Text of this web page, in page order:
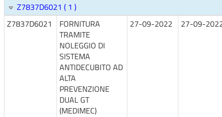
Z7837D6021 ( 1 )
Z7837D6021
FORNITURA
TRAMITE
NOLEGGIO DI
SISTEMA
ANTIDECUBITO AD
ALTA
PREVENZIONE
DUAL GT
(MEDIMEC)
27-09-2022 27-09-